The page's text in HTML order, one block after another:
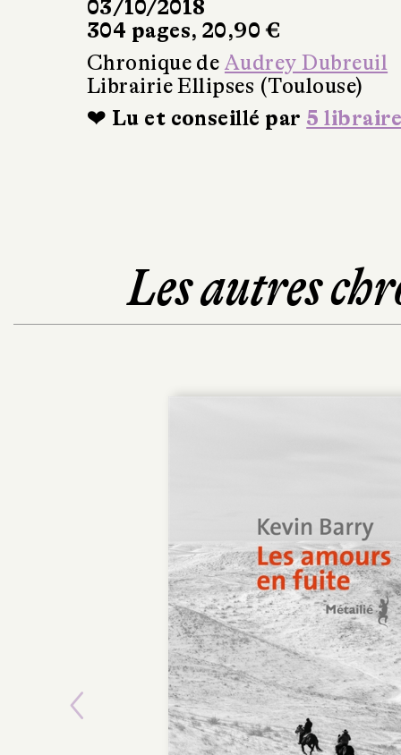
03/10/2018
304 pages, 20,90 €
Chronique de Audrey Dubreuil
Librairie Ellipses (Toulouse)
❤ Lu et conseillé par 5
Les autres
POCHE
Previous